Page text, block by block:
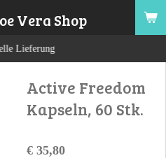
Vera Shop
Lieferung
Active Freedom
Kapseln, 60 Stk.
€ 35,80